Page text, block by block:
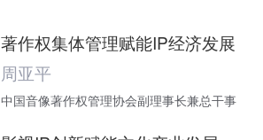
著作权集体管理赋能IP经济发展
周亚平
中国音像著作权管理协会副理事长兼总干事